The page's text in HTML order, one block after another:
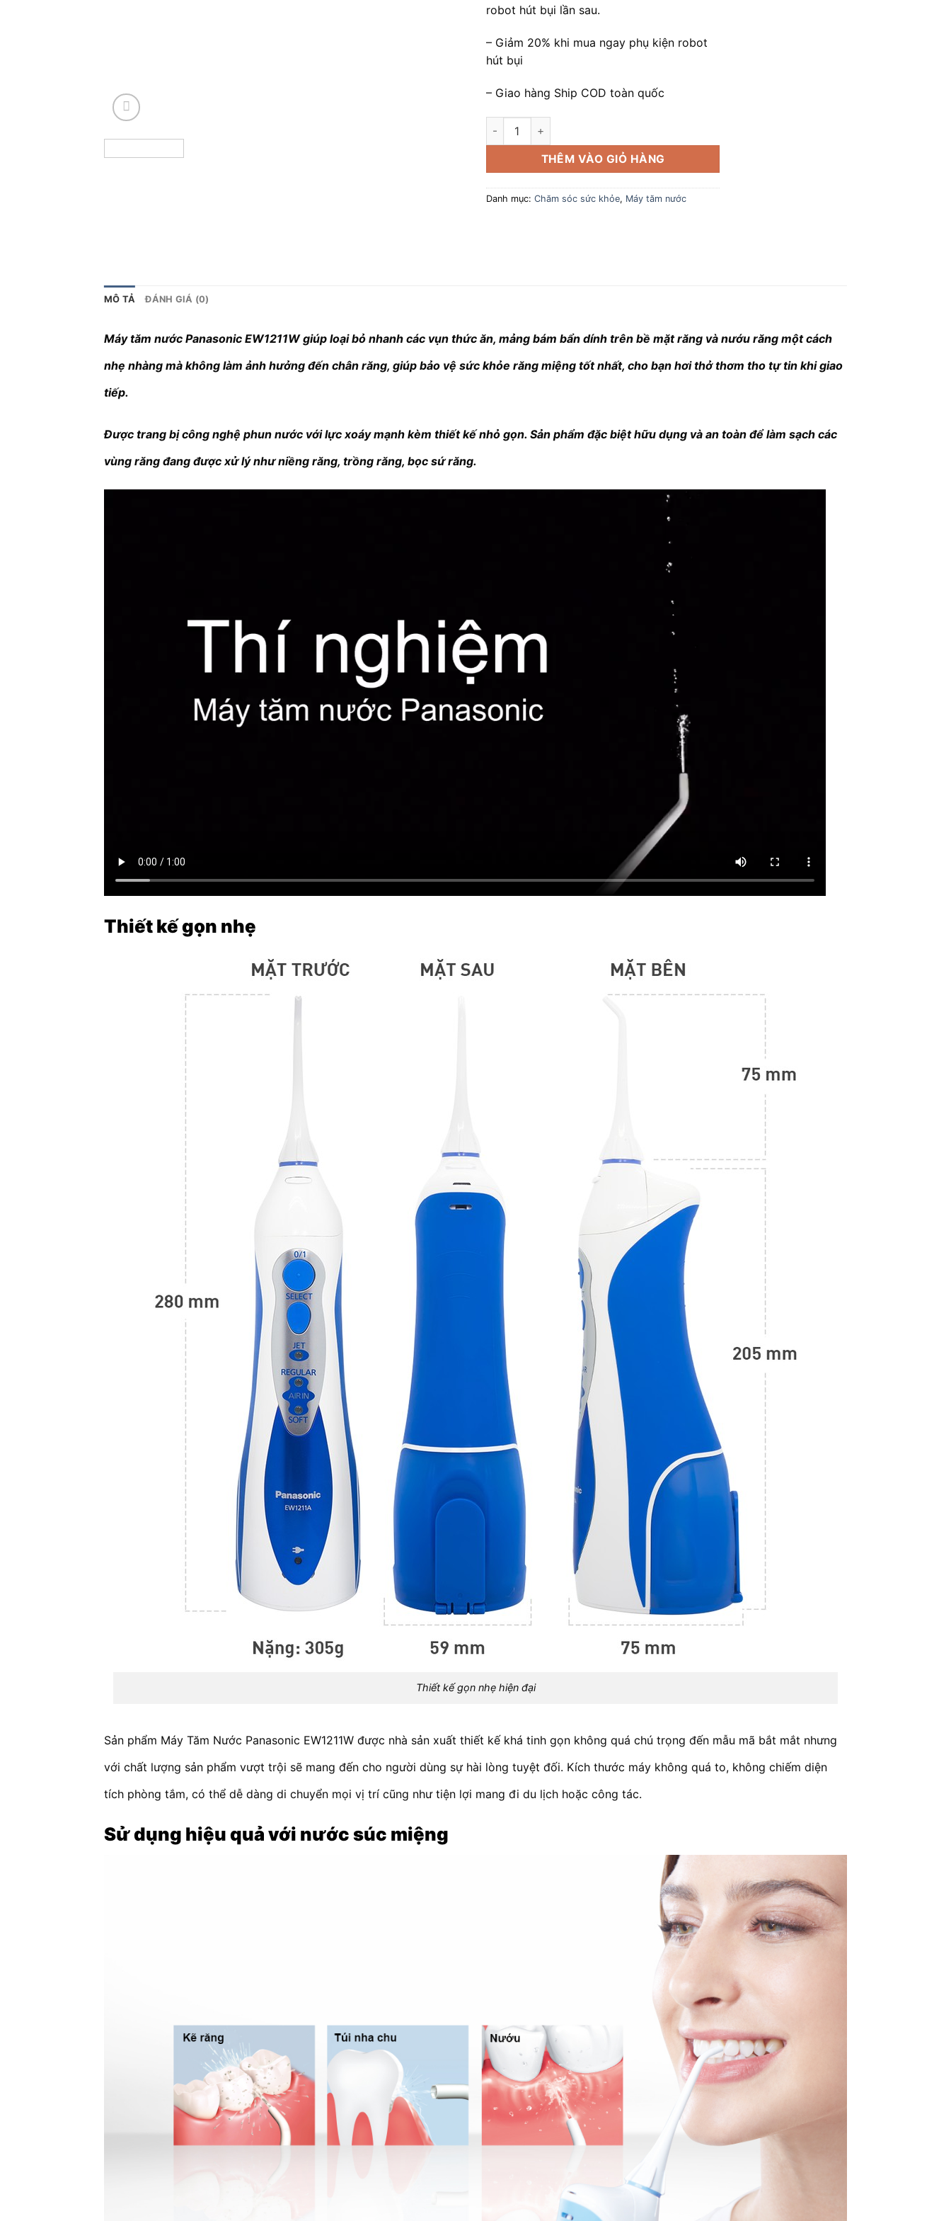
robot hút bụi lần sau.
– Giảm 20% khi mua ngay phụ kiện robot
hút bụi
– Giao hàng Ship COD toàn quốc
Máy Tăm Nước Panasonic EW1211W số lượng
THÊM VÀO GIỎ HÀNG
Danh mục: Chăm sóc sức khỏe, Máy tăm nước
MÔ TẢ ĐÁNH GIÁ (0)
Máy tăm nước Panasonic EW1211W giúp loại bỏ nhanh các vụn thức ăn, mảng bám bẩn dính trên bề mặt răng và nướu răng một cách
nhẹ nhàng mà không làm ảnh hưởng đến chân răng, giúp bảo vệ sức khỏe răng miệng tốt nhất, cho bạn hơi thở thơm tho tự tin khi giao
tiếp.
Được trang bị công nghệ phun nước với lực xoáy mạnh kèm thiết kế nhỏ gọn. Sản phẩm đặc biệt hữu dụng và an toàn để làm sạch các
vùng răng đang được xử lý như niềng răng, trồng răng, bọc sứ răng.
Thiết kế gọn nhẹ
Thiết kế gọn nhẹ hiện đại
Sản phẩm Máy Tăm Nước Panasonic EW1211W được nhà sản xuất thiết kế khá tinh gọn không quá chú trọng đến mẫu mã bắt mắt nhưng
với chất lượng sản phẩm vượt trội sẽ mang đến cho người dùng sự hài lòng tuyệt đối. Kích thước máy không quá to, không chiếm diện
tích phòng tắm, có thể dễ dàng di chuyển mọi vị trí cũng như tiện lợi mang đi du lịch hoặc công tác.
Sử dụng hiệu quả với nước súc miệng